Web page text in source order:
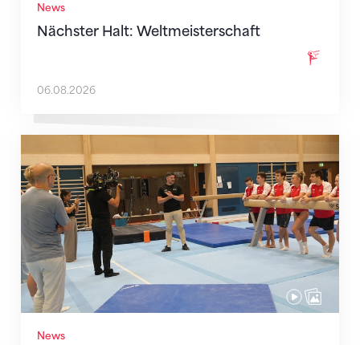
News
Nächster Halt: Weltmeisterschaft
06.08.2026
News
Mit klaren Zielen nach Zagreb